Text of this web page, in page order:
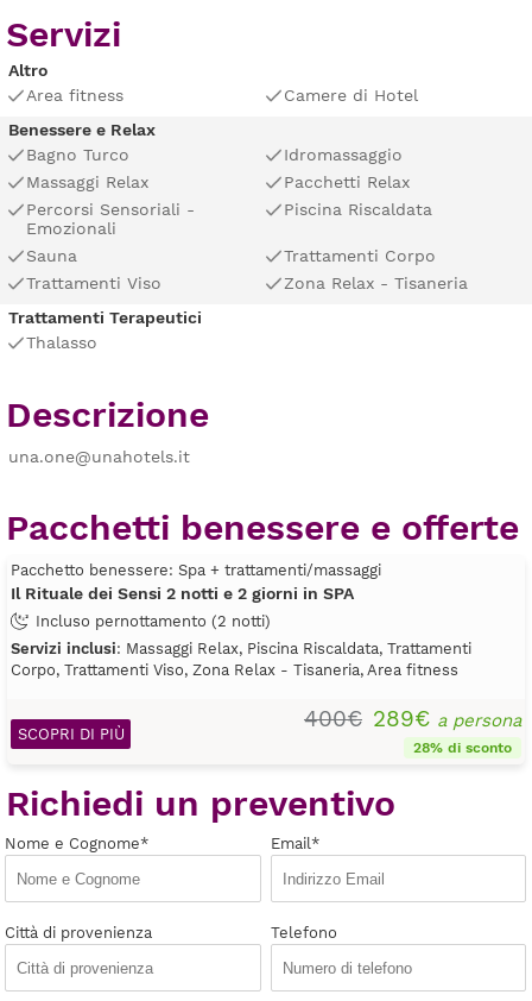
Servizi
Altro
Area fitness
Camere di Hotel
Benessere e Relax
Bagno Turco
Idromassaggio
Massaggi Relax
Pacchetti Relax
Percorsi Sensoriali -
Emozionali
Piscina Riscaldata
Sauna
Trattamenti Corpo
Trattamenti Viso
Zona Relax - Tisaneria
Trattamenti Terapeutici
Thalasso
Descrizione
una.one@unahotels.it
Pacchetti benessere e offerte
Pacchetto benessere: Spa + trattamenti/massaggi
Il Rituale dei Sensi 2 notti e 2 giorni in SPA
Incluso pernottamento (2 notti)
Servizi inclusi: Massaggi Relax, Piscina Riscaldata, Trattamenti
Corpo, Trattamenti Viso, Zona Relax - Tisaneria, Area fitness
400€ 289€ a persona
28% di sconto
SCOPRI DI PIÙ
Richiedi un preventivo
Nome e Cognome* Email*
Città di provenienza Telefono